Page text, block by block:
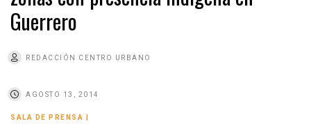
Guerrero
REDACCIÓN CENTRO URBANO
AGOSTO 13, 2014
SALA DE PRENSA